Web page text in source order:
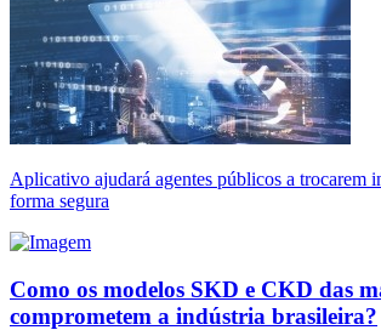
Aplicativo ajudará agentes públicos a trocarem
forma segura
Como os modelos SKD e CKD das
comprometem a indústria brasileira?